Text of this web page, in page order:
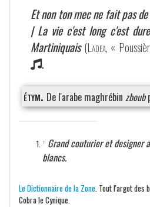
Et non ton mec ne fait pas
| La vie c'est long c'est
Martiniquais (Ladea, «
.
étym. De l'arabe maghrébin zboub
↑ Grand couturier et designer
blancs.
Le Dictionnaire de la Zone . Tout l'argot
Cobra le Cynique.